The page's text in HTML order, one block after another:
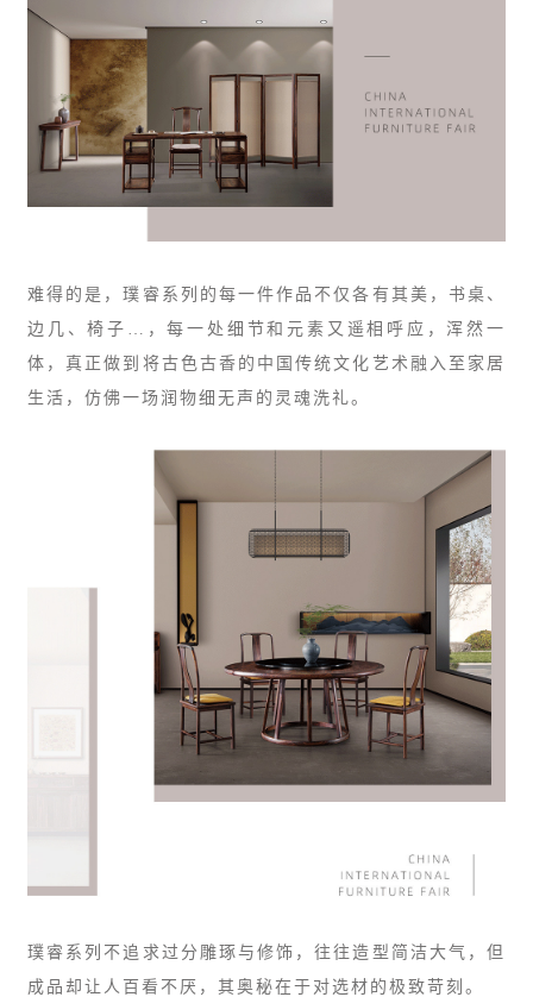
难得的是，璞睿系列的每一件作品不仅各有其美，书桌、
边几、椅子…，每一处细节和元素又遥相呼应，浑然一
体，真正做到将古色古香的中国传统文化艺术融入至家居
生活，仿佛一场润物细无声的灵魂洗礼。
璞睿系列不追求过分雕琢与修饰，往往造型简洁大气，但
成品却让人百看不厌，其奥秘在于对选材的极致苛刻。